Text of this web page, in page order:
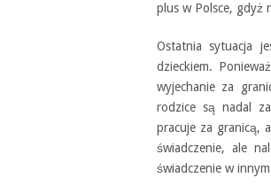
plus w Polsce, gdyż
Ostatnia sytuacja
dzieckiem.
wyjechanie za
rodzice są nadal
pracuje za granicą,
świadczenie, ale
świadczenie w